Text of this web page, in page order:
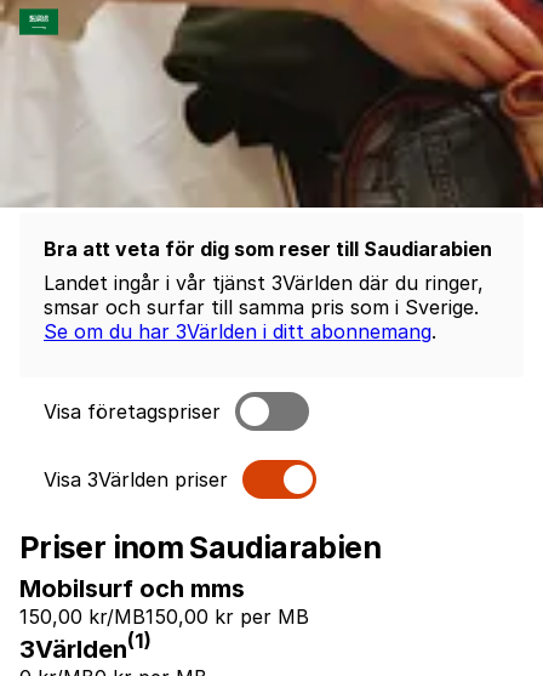
Bra att veta för dig som reser till Saudiarabien
Landet ingår i vår tjänst 3Världen där du ringer,
smsar och surfar till samma pris som i Sverige.
Se om du har 3Världen i ditt abonnemang.
Visa företagspriser
Visa 3Världen priser
Priser inom Saudiarabien
Mobilsurf och mms
150,00 kr/MB150,00 kr per MB
3Världen(1)